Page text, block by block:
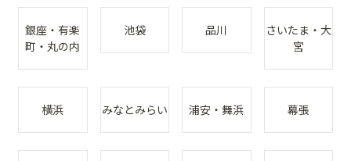
銀座・有楽
町・丸の内
池袋 品川
さいたま・大
宮
横浜 みなとみらい 浦安・舞浜 幕張